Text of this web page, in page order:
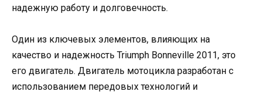
надежную работу и долговечность.
Один из ключевых элементов, влияющих на
качество и надежность Triumph Bonneville 2011, это
его двигатель. Двигатель мотоцикла разработан с
использованием передовых технологий и